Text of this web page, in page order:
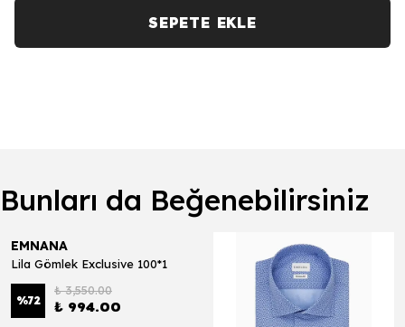
SEPETE EKLE
Bunları da Beğenebilirsiniz
EMNANA
Lila Gömlek Exclusive 100*1
%72
₺ 3,550.00
₺ 994.00